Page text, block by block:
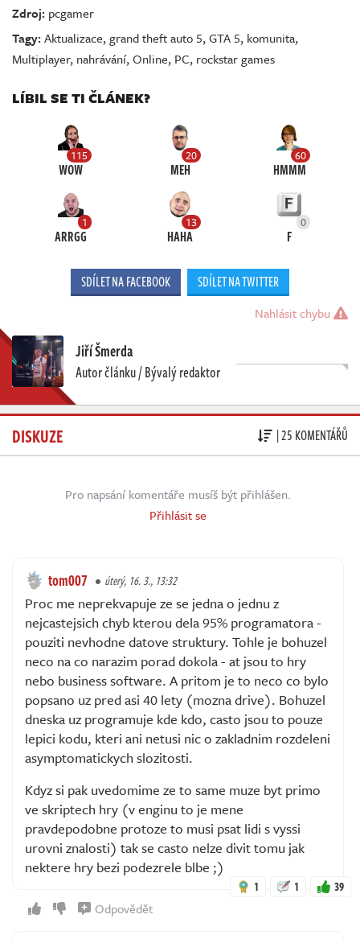
Zdroj: pcgamer
Tagy:Aktualizace,grand theft auto 5,GTA 5, komunita,
Multiplayer, nahrávání,Online, PC, rockstar games
LÍBIL SE TI ČLÁNEK?
115
WOW
20
MEH
60
HMMM
1
ARRGG
13
HAHA
0
F
SDÍLET NA FACEBOOK SDÍLET NA TWITTER
Nahlásit chybu
Jiří Šmerda
Autor článku / Bývalý redaktor
DISKUZE | 25 KOMENTÁŘŮ
Pro napsání komentáře musíš být přihlášen.
Přihlásit se
tom007 úterý, 16. 3., 13:32
Proc me neprekvapuje ze se jedna o jednu z
nejcastejsich chyb kterou dela 95% programatora -
pouziti nevhodne datove struktury. Tohle je bohuzel
neco na co narazim porad dokola - at jsou to hry
nebo business software. A pritom je to neco co bylo
popsano uz pred asi 40 lety (mozna drive). Bohuzel
dneska uz programuje kde kdo, casto jsou to pouze
lepici kodu, kteri ani netusi nic o zakladnim rozdeleni
asymptomatickych slozitosti.
Kdyz si pak uvedomime ze to same muze byt primo
ve skriptech hry (v enginu to je mene
pravdepodobne protoze to musi psat lidi s vyssi
urovni znalosti) tak se casto nelze divit tomu jak
nektere hry bezi podezrele blbe ;)
1 1 39
Odpovědět